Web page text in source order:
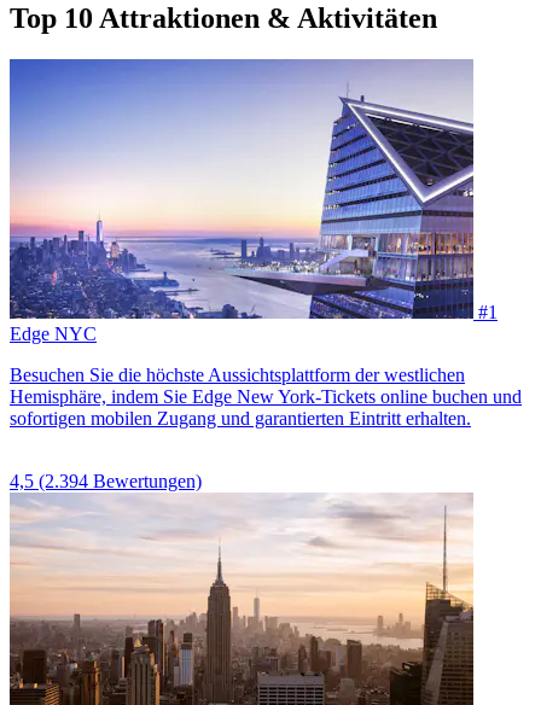
Top 10 Attraktionen & Aktivitäten
#1
Edge NYC
Besuchen Sie die höchste Aussichtsplattform der westlichen
Hemisphäre, indem Sie Edge New York-Tickets online buchen und
sofortigen mobilen Zugang und garantierten Eintritt erhalten.
4,5 (2.394 Bewertungen)